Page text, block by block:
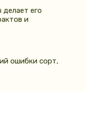
его
и
ошибки сорт,